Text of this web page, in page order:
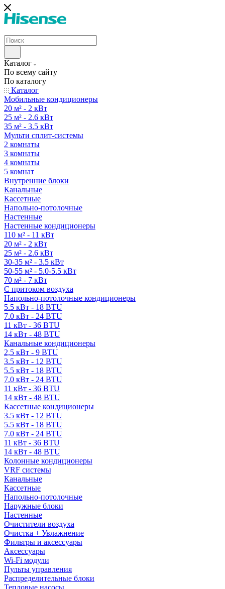
Каталог
По всему сайту
По каталогу
Каталог
Мобильные кондиционеры
20 м² - 2 кВт
25 м² - 2.6 кВт
35 м² - 3.5 кВт
Мульти сплит-системы
2 комнаты
3 комнаты
4 комнаты
5 комнат
Внутренние блоки
Канальные
Кассетные
Напольно-потолочные
Настенные
Настенные кондиционеры
110 м² - 11 кВт
20 м² - 2 кВт
25 м² - 2.6 кВт
30-35 м² - 3.5 кВт
50-55 м² - 5.0-5.5 кВт
70 м² - 7 кВт
С притоком воздуха
Напольно-потолочные кондиционеры
5.5 кВт - 18 BTU
7.0 кВт - 24 BTU
11 кВт - 36 BTU
14 кВт - 48 BTU
Канальные кондиционеры
2,5 кВт - 9 BTU
3.5 кВт - 12 BTU
5.5 кВт - 18 BTU
7.0 кВт - 24 BTU
11 кВт - 36 BTU
14 кВт - 48 BTU
Кассетные кондиционеры
3.5 кВт - 12 BTU
5.5 кВт - 18 BTU
7.0 кВт - 24 BTU
11 кВт - 36 BTU
14 кВт - 48 BTU
Колонные кондиционеры
VRF системы
Канальные
Кассетные
Напольно-потолочные
Наружные блоки
Настенные
Очистители воздуха
Очистка + Увлажнение
Фильтры и аксессуары
Аксессуары
Wi-Fi модули
Пульты управления
Распределительные блоки
Тепловые насосы